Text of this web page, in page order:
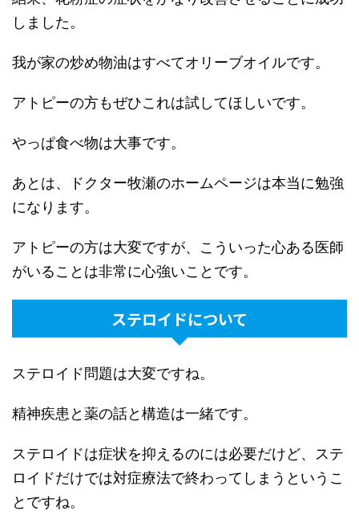
しました。
我が家の炒め物油はすべてオリーブオイルです。
アトピーの方もぜひこれは試してほしいです。
やっぱ食べ物は大事です。
あとは、ドクター牧瀬のホームページは本当に勉強
になります。
アトピーの方は大変ですが、こういった心ある医師
がいることは非常に心強いことです。
ステロイドについて
ステロイド問題は大変ですね。
精神疾患と薬の話と構造は一緒です。
ステロイドは症状を抑えるのには必要だけど、ステ
ロイドだけでは対症療法で終わってしまうというこ
とですね。